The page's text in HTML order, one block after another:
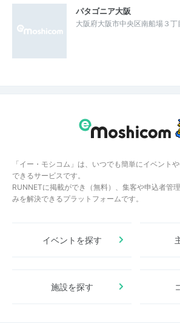
パタゴニア大阪
大阪府大阪市中央区南船場３丁
「イー・モシコム」は、いつでも簡単にイベント
できるサービスです。
RUNNETに掲載ができ（無料）、集客や申込者管
みを解決できるプラットフォームです。
イベントを探す
施設を探す